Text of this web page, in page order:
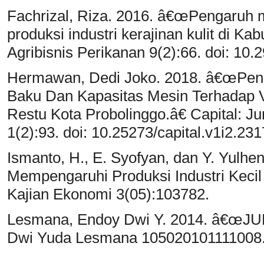
Fachrizal, Riza. 2016. â€œPengaruh
produksi industri kerajinan kulit di
Agribisnis Perikanan 9(2):66. doi:
Hermawan, Dedi Joko. 2018.
Baku Dan Kapasitas Mesin
Restu Kota Probolinggo.â€ Capital:
1(2):93. doi: 10.25273/
Ismanto, H., E. Syofyan, dan Y.
Mempengaruhi Produksi Industri
Kajian Ekonomi 3(05):103782.
Lesmana, Endoy Dwi Y. 2014.
Dwi Yuda Lesmana